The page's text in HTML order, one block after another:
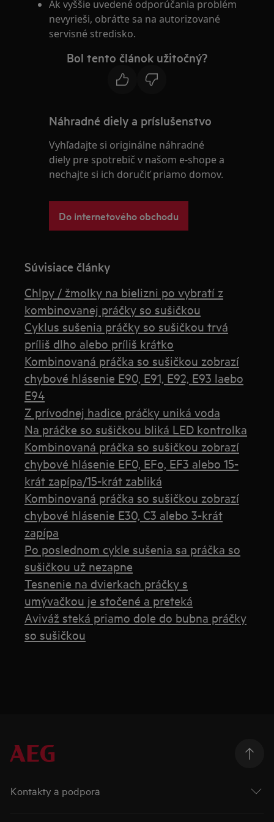
Ak vyššie uvedené odporúčania problém
nevyrieši, obráťte sa na autorizované
servisné stredisko.
Bol tento článok užitočný?
Náhradné diely a príslušenstvo
Vyhľadajte si originálne náhradné
diely pre spotrebič v našom e-shope a
nechajte si ich doručiť priamo domov.
Do internetového obchodu
Súvisiace články
Chlpy / žmolky na bielizni po vybratí z
kombinovanej práčky so sušičkou
Cyklus sušenia práčky so sušičkou trvá
príliš dlho alebo príliš krátko
Kombinovaná práčka so sušičkou zobrazí
chybové hlásenie E90, E91, E92, E93 laebo
E94
Z prívodnej hadice práčky uniká voda
Na práčke so sušičkou bliká LED kontrolka
Kombinovaná práčka so sušičkou zobrazí
chybové hlásenie EF0, EFo, EF3 alebo 15-
krát zapípa/15-krát zabliká
Kombinovaná práčka so sušičkou zobrazí
chybové hlásenie E30, C3 alebo 3-krát
zapípa
Po poslednom cykle sušenia sa práčka so
sušičkou už nezapne
Tesnenie na dvierkach práčky s
umývačkou je stočené a preteká
Aviváž steká priamo dole do bubna práčky
so sušičkou
Kontakty a podpora